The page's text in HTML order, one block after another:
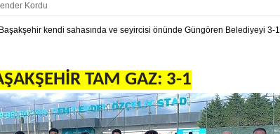
Kordu
kendi sahasında ve seyircisi önünde Güngören Belediyeyi 3-1
TAM GAZ: 3-1